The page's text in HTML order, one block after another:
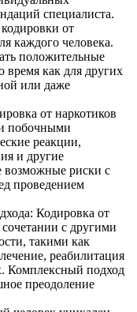
специалиста.
от
каждого человека.
положительные
время как для других
или даже
от наркотиков
побочными
реакции,
и другие
возможные риски с
проведением
Кодировка от
сочетании с другими
такими как
реабилитация
Комплексный подход
преодоление